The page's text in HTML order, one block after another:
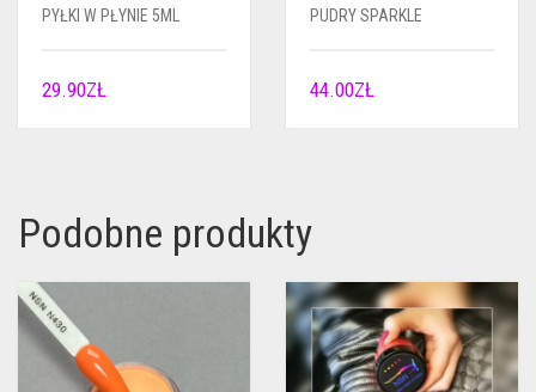
PYŁKI W PŁYNIE 5ML
29.90ZŁ
PUDRY SPARKLE
44.00ZŁ
Podobne produkty